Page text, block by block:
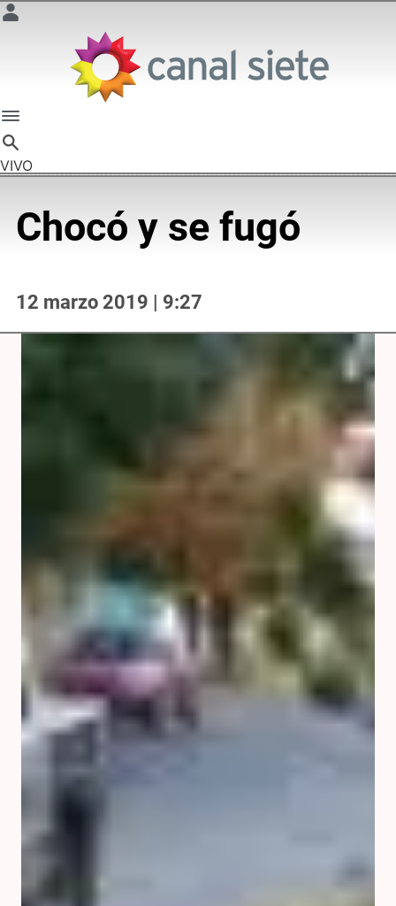
VIVO
Chocó y se fugó
12 marzo 2019 | 9:27